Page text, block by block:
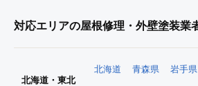
対応エリアの屋根修理・外壁塗装業
北海道・東北
北海道 青森県 岩手県